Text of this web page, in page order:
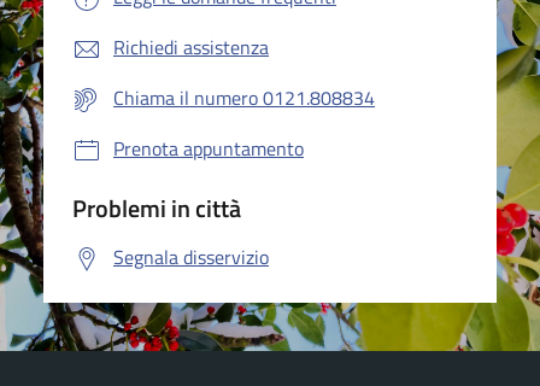
Richiedi assistenza
Chiama il numero 0121.808834
Prenota appuntamento
Problemi in città
Segnala disservizio